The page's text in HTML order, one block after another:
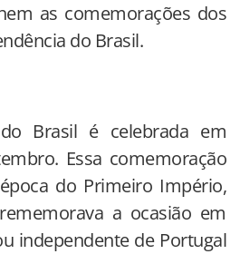
as comemorações dos
do Brasil.
Brasil é celebrada em
Essa comemoração
do Primeiro Império,
a ocasião em
independente de Portugal